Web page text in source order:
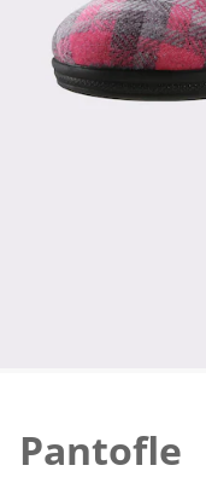
Pantofle